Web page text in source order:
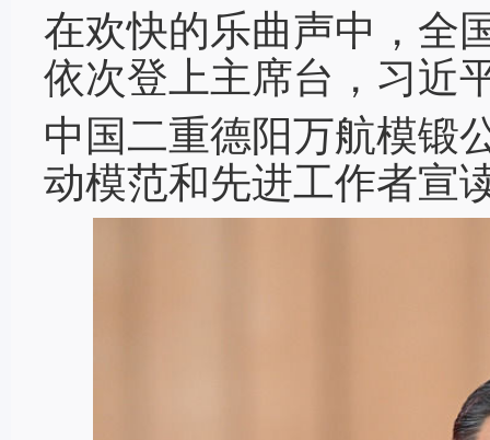
在欢快的乐曲声中，全
依次登上主席台，习近
中国二重德阳万航模锻
动模范和先进工作者宣